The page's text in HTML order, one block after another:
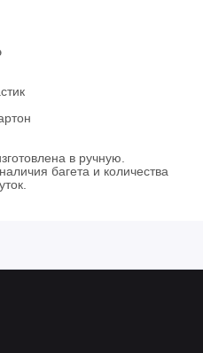
в ручную.
багета и количества